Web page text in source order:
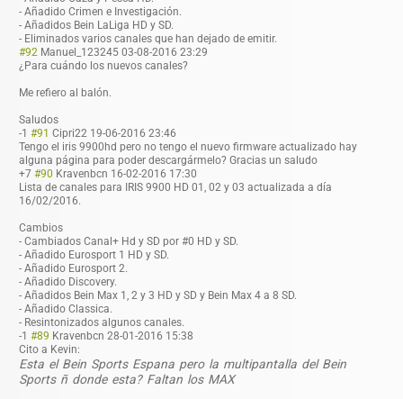
- Añadido Crimen e Investigación.
- Añadidos Bein LaLiga HD y SD.
- Eliminados varios canales que han dejado de emitir.
#92 Manuel_123245 03-08-2016 23:29
¿Para cuándo los nuevos canales?
Me refiero al balón.
Saludos
-1 #91 Cipri22 19-06-2016 23:46
Tengo el iris 9900hd pero no tengo el nuevo firmware actualizado hay
alguna página para poder descargármelo? Gracias un saludo
+7 #90 Kravenbcn 16-02-2016 17:30
Lista de canales para IRIS 9900 HD 01, 02 y 03 actualizada a día
16/02/2016.
Cambios
- Cambiados Canal+ Hd y SD por #0 HD y SD.
- Añadido Eurosport 1 HD y SD.
- Añadido Eurosport 2.
- Añadido Discovery.
- Añadidos Bein Max 1, 2 y 3 HD y SD y Bein Max 4 a 8 SD.
- Añadido Classica.
- Resintonizados algunos canales.
-1 #89 Kravenbcn 28-01-2016 15:38
Cito a Kevin:
Esta el Bein Sports Espana pero la multipantalla del Bein
Sports ñ donde esta? Faltan los MAX